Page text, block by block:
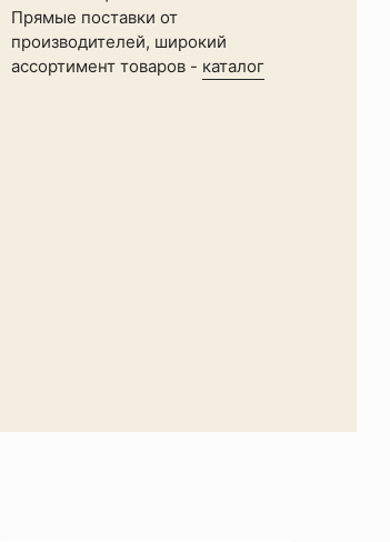
Прямые поставки от
производителей, широкий
ассортимент товаров - каталог